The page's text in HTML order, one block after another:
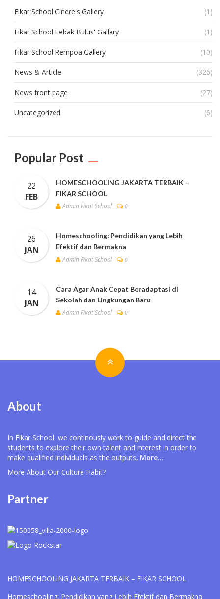
Fikar School Cinere's Gallery (1)
Fikar School Lebak Bulus' Gallery (1)
Fikar School Rempoa Gallery (10)
News & Article (326)
News front page (27)
Uncategorized (6)
Popular Post
22
FEB
HOMESCHOOLING JAKARTA TERBAIK –
FIKAR SCHOOL
Admin Fikat School
0
26
JAN
Homeschooling: Pendidikan yang Lebih
Efektif dan Bermakna
Admin Fikat School
0
14
JAN
Cara Agar Anak Cepat Beradaptasi di
Sekolah dan Lingkungan Baru
Admin Fikat School
0
About
In Fikar School, we continously work to guide and direct the
students to explore their own talent and interest in order to
make qualified individuals as the outputs, More…
More About Our Culture Habit?
Partner
HOMESCHOOLING JAKARTA TERBAIK – FIKAR SCHOOL
Homeschooling: Pendidikan yang Lebih Efektif dan Bermakna